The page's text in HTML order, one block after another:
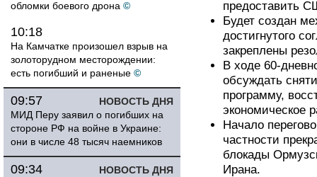
обломки боевого дрона ©
10:18
На Камчатке произошел взрыв на
золоторудном месторождении:
есть погибший и раненые ©
НОВОСТЬ ДНЯ
09:57
МИД Перу заявил о погибших на
стороне РФ на войне в Украине:
они в числе 48 тысяч наемников
НОВОСТЬ ДНЯ
09:34
предоставить
Будет создан
достигнутого
закреплены
В ходе 60-
обсуждать
программу,
экономическое
Начало
частности
блокады
Ирана.